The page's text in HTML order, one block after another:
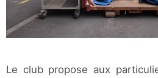
Le club propose aux